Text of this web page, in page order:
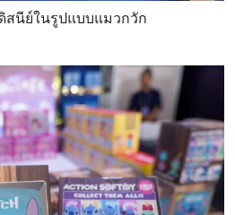
สนีย์ในรูปแบบแมวกวัก